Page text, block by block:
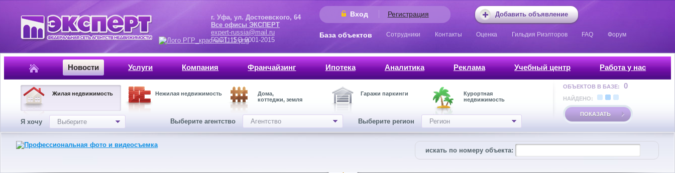
Добавить объявление
Вход Регистрация
г. Уфа, ул. Достоевского, 64
Все офисы ЭКСПЕРТ
expert-russia@mail.ru
ГОСТ, ISO 9001-2015
База объектов Сотрудники Контакты Оценка Гильдия Риэлторов FAQ Форум
Новости Услуги Компания Франчайзинг Ипотека Аналитика Реклама Учебный центр Работа у нас
Жилая недвижимость Нежилая недвижимость
Дома,
коттеджи, земля
Гаражи паркинги
Курортная
недвижимость
Я хочу Выберите Выберите агентство Агентство Выберите регион Регион
ОБЪЕКТОВ В БАЗЕ: 0
НАЙДЕНО:
ПОКАЗАТЬ
искать по номеру объекта: